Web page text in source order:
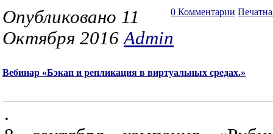
0 Комментарии
Опубликовано 11
Октября 2016Admin
Вебинар «Бэкап и репликация в виртуальных средах.»
.